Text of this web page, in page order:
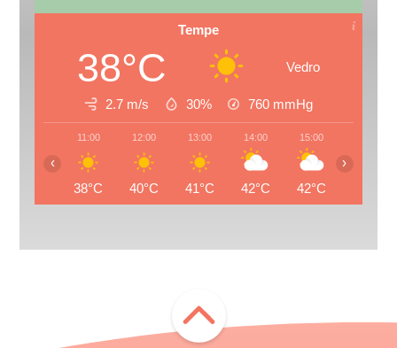
Tempe
38°C Vedro
2.7 m/s 30% 760 mmHg
11:00
38°C
12:00
40°C
13:00
41°C
14:00
42°C
15:00
42°C
‹ ›